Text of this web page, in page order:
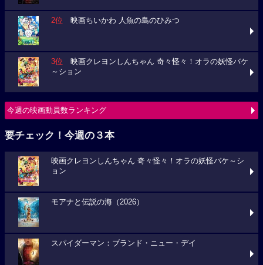
2位 映画ちいかわ 人魚の島のひみつ
3位 映画クレヨンしんちゃん 奇々怪々！オラの妖怪バケ
～ション
今週の映画動員数ランキング
要チェック！今週の３本
映画クレヨンしんちゃん 奇々怪々！オラの妖怪バケ～シ
ョン
モアナと伝説の海（2026）
スパイダーマン：ブランド・ニュー・デイ